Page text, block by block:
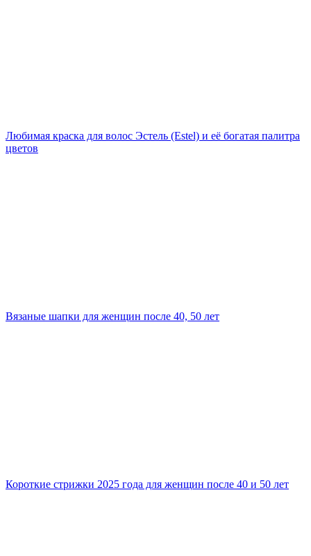
Любимая краска для волос Эстель (Estel) и её богатая палитра
цветов
Вязаные шапки для женщин после 40, 50 лет
Короткие стрижки 2025 года для женщин после 40 и 50 лет